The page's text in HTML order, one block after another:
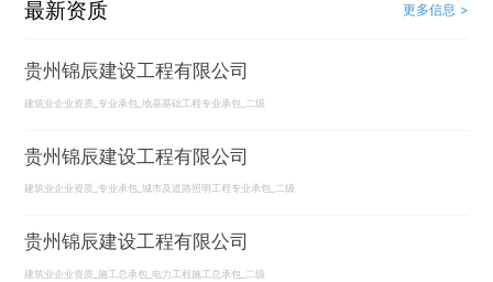
最新资质 更多信息 >
贵州锦辰建设工程有限公司
建筑业企业资质_专业承包_地基基础工程专业承包_二级
贵州锦辰建设工程有限公司
建筑业企业资质_专业承包_城市及道路照明工程专业承包_二级
贵州锦辰建设工程有限公司
建筑业企业资质_施工总承包_电力工程施工总承包_二级